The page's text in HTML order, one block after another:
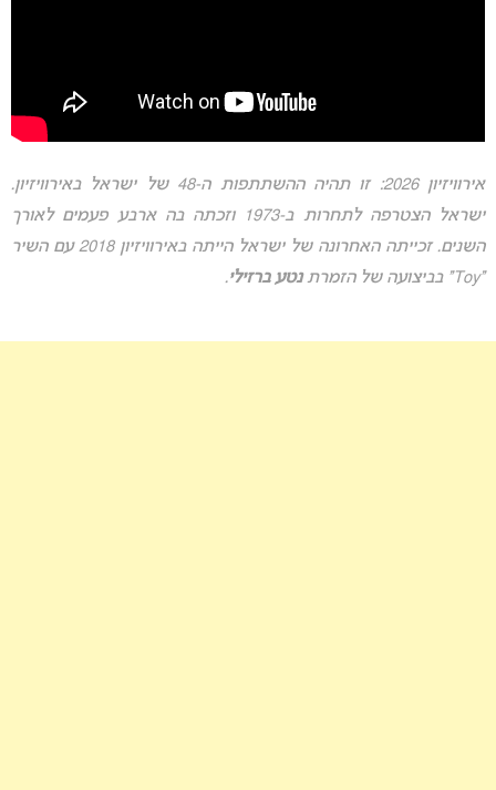
אירוויזיון 2026: זו תהיה ההשתתפות ה-48 של ישראל באירוויזיון.
ישראל הצטרפה לתחרות ב-1973 וזכתה בה ארבע פעמים לאורך
השנים. זכייתה האחרונה של ישראל הייתה באירוויזיון 2018 עם השיר
“Toy” בביצועה של הזמרת
נטע ברזילי.